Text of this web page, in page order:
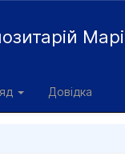
Довідка